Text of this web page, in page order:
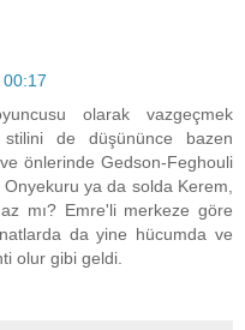
olarak vazgeçmek
de düşününce bazen
önlerinde Gedson-Feghouli
ya da solda Kerem,
mı? Emre'li merkeze göre
da yine hücumda ve
olur gibi geldi.